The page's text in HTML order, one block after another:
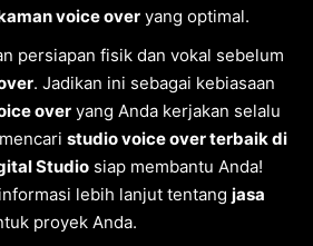
voice over yang optimal.
persiapan fisik dan vokal sebelum
. Jadikan ini sebagai kebiasaan
over yang Anda kerjakan selalu
studio voice over terbaik di
Studio siap membantu Anda!
lebih lanjut tentang jasa
proyek Anda.